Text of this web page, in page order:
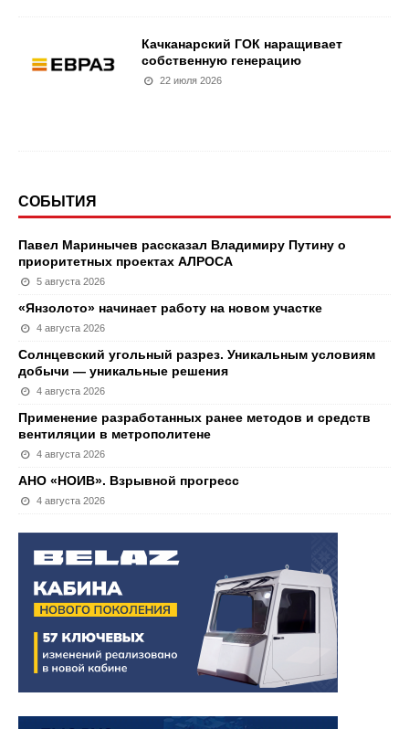
Качканарский ГОК наращивает
собственную генерацию
22 июля 2026
СОБЫТИЯ
Павел Маринычев рассказал Владимиру Путину о
приоритетных проектах АЛРОСА
5 августа 2026
«Янзолото» начинает работу на новом участке
4 августа 2026
Солнцевский угольный разрез. Уникальным условиям
добычи — уникальные решения
4 августа 2026
Применение разработанных ранее методов и средств
вентиляции в метрополитене
4 августа 2026
АНО «НОИВ». Взрывной прогресс
4 августа 2026